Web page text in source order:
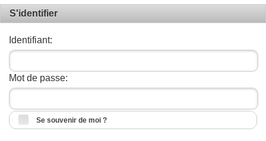
S'identifier
Identifiant:
Mot de passe:
Se souvenir de moi ?